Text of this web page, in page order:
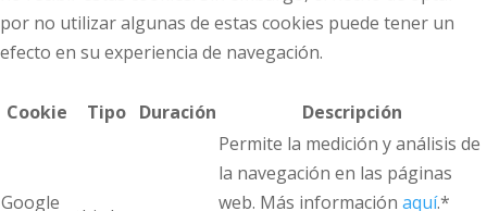
por no utilizar algunas de estas cookies puede tener un
efecto en su experiencia de navegación.
Cookie Tipo Duración Descripción
Google
Permite la medición y análisis de
la navegación en las páginas
web. Más información aquí.*